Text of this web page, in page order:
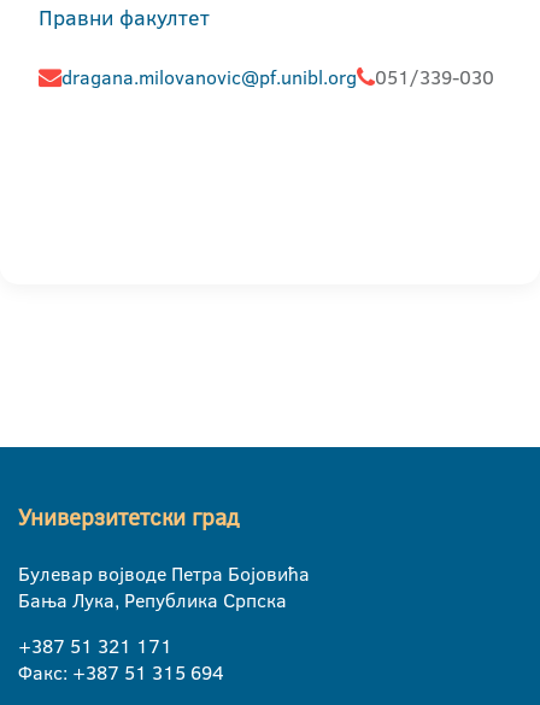
Правни факултет
dragana.milovanovic@pf.unibl.org 051/339-030
Универзитетски град
Булевар војводе Петра Бојовића
Бања Лука, Република Српска
+387 51 321 171
Факс: +387 51 315 694